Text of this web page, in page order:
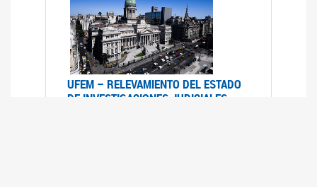
UFEM – RELEVAMIENTO DEL ESTADO
DE INVESTIGACIONES JUDICIALES